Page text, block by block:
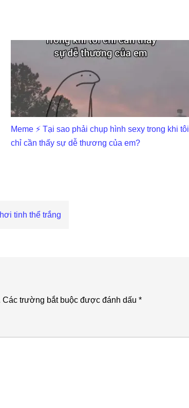
Meme ⚡ Tại sao phải chụp hình sexy trong khi tôi
chỉ cần thấy sự dễ thương của em?
tinh thể trắng
Các trường bắt buộc được đánh dấu *